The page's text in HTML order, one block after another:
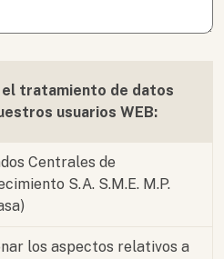
tratamiento de datos
usuarios WEB:
Centrales de
S.A. S.M.E. M.P.
los aspectos relativos a